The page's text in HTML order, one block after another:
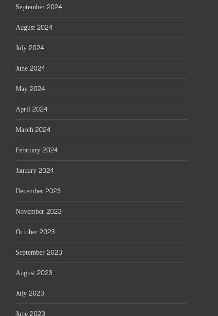
September 2024
August 2024
July 2024
June 2024
May 2024
April 2024
March 2024
February 2024
January 2024
December 2023
November 2023
October 2023
September 2023
August 2023
July 2023